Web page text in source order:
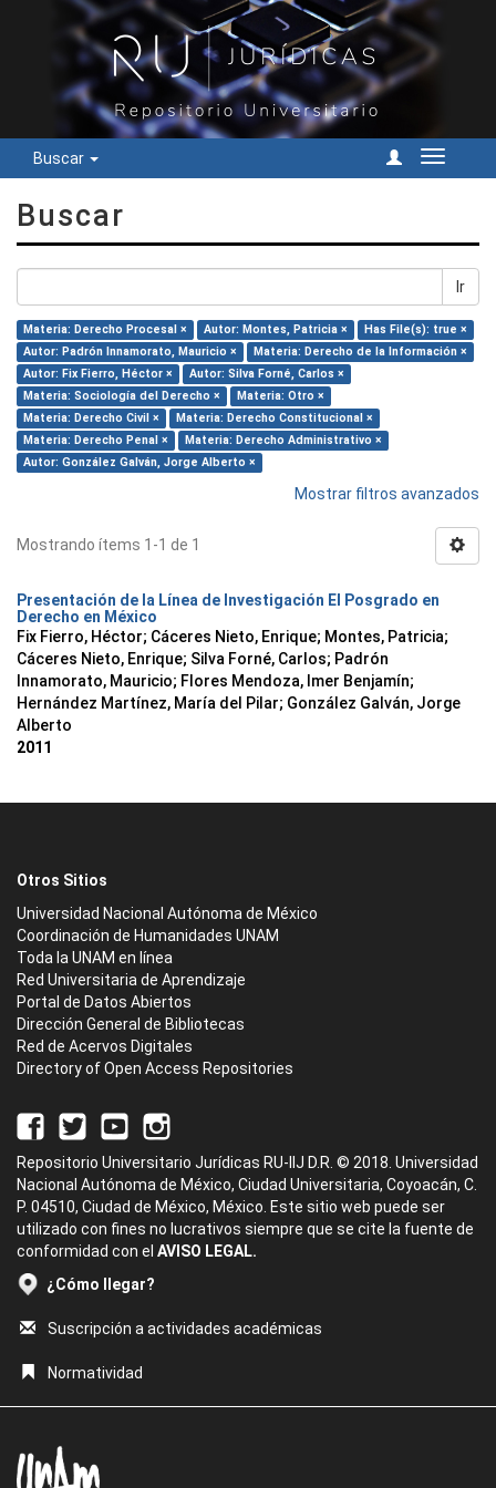
Buscar
Cambiar
Buscar
Ir
Materia: Derecho Procesal × Autor: Montes, Patricia ×
Has File(s): true ×
Autor: Padrón Innamorato, Mauricio ×
Materia: Derecho de la Información ×
Autor: Fix Fierro, Héctor ×
Autor: Silva Forné, Carlos ×
Materia: Sociología del Derecho ×
Materia: Otro ×
Materia: Derecho Civil ×
Materia: Derecho Constitucional ×
Materia: Derecho Penal ×
Materia: Derecho Administrativo ×
Autor: González Galván, Jorge Alberto ×
Mostrar filtros avanzados
Mostrando ítems 1-1 de 1
Presentación de la Línea de Investigación El Posgrado en
Derecho en México
Fix Fierro, Héctor; Cáceres Nieto, Enrique; Montes, Patricia;
Cáceres Nieto, Enrique; Silva Forné, Carlos; Padrón
Innamorato, Mauricio; Flores Mendoza, Imer Benjamín;
Hernández Martínez, María del Pilar; González Galván, Jorge
Alberto
2011
Otros Sitios
Universidad Nacional Autónoma de México
Coordinación de Humanidades UNAM
Toda la UNAM en línea
Red Universitaria de Aprendizaje
Portal de Datos Abiertos
Dirección General de Bibliotecas
Red de Acervos Digitales
Directory of Open Access Repositories
Repositorio Universitario Jurídicas RU-IIJ D.R. © 2018. Universidad
Nacional Autónoma de México, Ciudad Universitaria, Coyoacán, C.
P. 04510, Ciudad de México, México. Este sitio web puede ser
utilizado con fines no lucrativos siempre que se cite la fuente de
conformidad con el AVISO LEGAL.
¿Cómo llegar?
Suscripción a actividades académicas
Normatividad